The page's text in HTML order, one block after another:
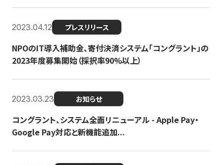
2023.04.12 プレスリリース
NPOのIT導入補助金、寄付決済システム「コングラント」の
2023年度募集開始（採択率90%以上）
2023.03.23 お知らせ
コングラント、システム全面リニューアル - Apple Pay・
Google Pay対応と新機能追加...